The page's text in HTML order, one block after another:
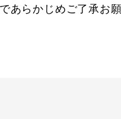
あらかじめご了承お